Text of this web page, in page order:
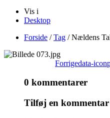
Vis i
Desktop
Forside /Tag /Nældens
Forrigedata-
0 kommentarer
Tilføj en kommentar